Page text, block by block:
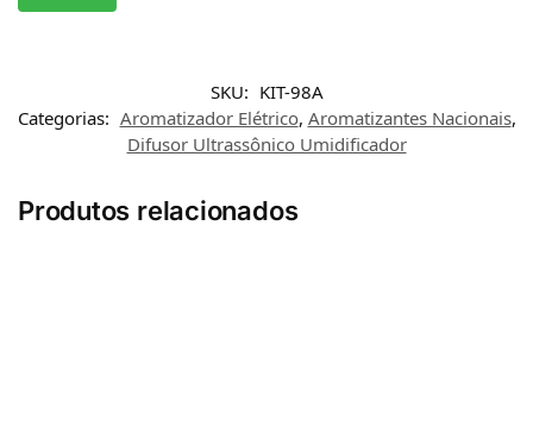
SKU: KIT-98A
Categorias: Aromatizador Elétrico, Aromatizantes Nacionais,
Difusor Ultrassônico Umidificador
Produtos relacionados